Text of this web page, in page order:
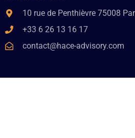
10 rue de Penthièvre 75008
+33 6 26 13 16 17
contact@hace-advisory.com